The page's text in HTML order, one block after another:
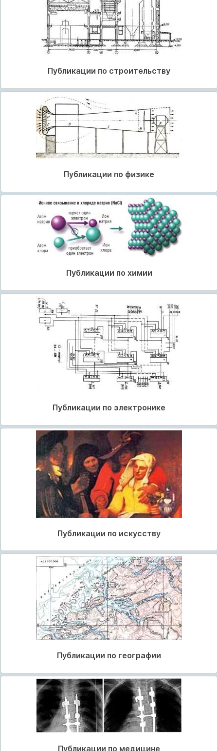
Публикации по строительству
Публикации по физике
Публикации по химии
Публикации по электронике
Публикации по искусству
Публикации по географии
Публикации по медицине